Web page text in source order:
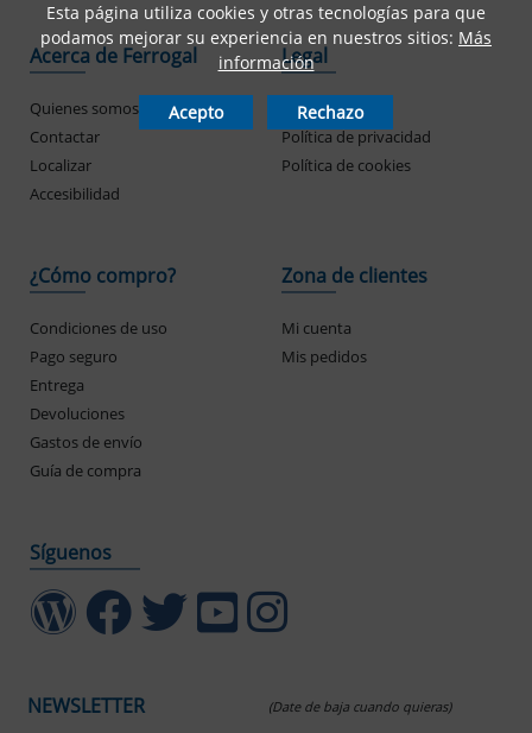
Acerca de Ferrogal
Quienes somos
Contactar
Localizar
Accesibilidad
Legal
Aviso legal
Política de privacidad
Política de cookies
¿Cómo compro?
Condiciones de uso
Pago seguro
Entrega
Devoluciones
Gastos de envío
Guía de compra
Zona de clientes
Mi cuenta
Mis pedidos
Síguenos
NEWSLETTER (Date de baja cuando quieras)
Esta página utiliza cookies y otras tecnologías para que
podamos mejorar su experiencia en nuestros sitios: Más
información
Acepto Rechazo